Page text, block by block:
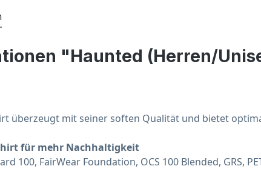
"Haunted (Herren/
überzeugt mit seiner soften Qualität und bietet
für mehr Nachhaltigkeit
100, FairWear Foundation, OCS 100 Blended, GRS,